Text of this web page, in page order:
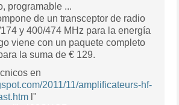
programable ...
de un transceptor de radio
y 400/474 MHz para la energía
viene con un paquete completo
la suma de € 129.
en
2011/11/amplificateurs-hf-
l"